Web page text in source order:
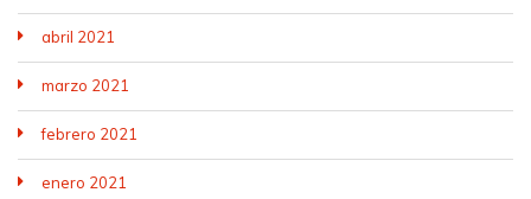
abril 2021
marzo 2021
febrero 2021
enero 2021